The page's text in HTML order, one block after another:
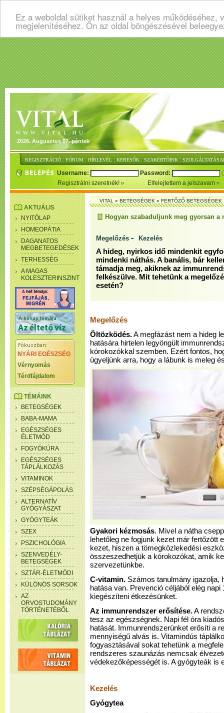
Ez a weboldal sütiket használ a helyes
megjelenítéséhez. Ön az oldal böngészésével
2026. Augusztus 07. péntek
REGISZTRÁCIÓ : FÓRUM : HÍRLEVÉL : KERESŐK : SZAKÉRTŐINK :
Username:
Password:
Regisztrálni szeretnék!
Elfelejtettem a jelszavam
AKTUÁLIS
NYITÓLAP
HOMEOPÁTIA
DAGANATOS
MEGBETEGEDÉSEK
TERHESSÉG
A MAGAS
KOLESZTERINSZINT
NYÁRI EGÉSZSÉG
Vérnyomás
Térdfájdalom
TÉMÁINK
BETEGSÉGEK
BABA-MAMA
EGÉSZSÉGES
ÉLETMÓD
FOGYÓKÚRA
EGÉSZSÉGES
TÁPLÁLKOZÁS
VITAMINOK
SZÉPSÉGÁPOLÁS
ALTERNATÍV
GYÓGYÁSZAT
GYÓGYTEÁK
SZEX
PSZICHOLÓGIA
SZENVEDÉLY-
BETEGSÉGEK
SZTÁR-ÉLETMÓDI
KÜLÖNÖS SORSOK
AZ
ORVOSTUDOMÁNY
TÖRTÉNETÉBŐL
VITAL»BETEGSÉGEK»FERTŐZŐ BETEGSÉGEK
Hogyan szabaduljunk meg gyorsan a
Megelőzés - Kezelés
A hideg, nyirkos idő mindenkit
mindenki náthás. A banális, bár
támadja meg, akiknek az
felkészülve. Mit tehetünk a
esetén?
Megelőzés
Öltözködés.A megfázást nem a hideg
hatására hirtelen legyöngült
kórokozókkal szemben. Ezért fontos,
ügyeljünk arra, hogy a lábunk is meleg
Gyakori kézmosás. Mivel a nátha
lehetőleg ne fogjunk kezet már fertőzött
kezet, hiszen a tömegközlekedési
összeszedhetjük a kórokozókat, amik
szervezetünkbe.
C-vitamin. Számos tanulmány igazolja,
hatása van. Prevenció céljából elég
kiegészíteni étkezésünket.
Az immunrendszer erősítése.A
tesz az egészségnek. Napi fél óra
hatását. Immunrendszerünket erősíti a
mennyiségű alvás is. Vitamindús
fogyasztásával sokat tehetünk a
rendszeres szaunázás nemcsak
védekezőképességét is. A gyógyteák is
Kezelés
Gyógytea